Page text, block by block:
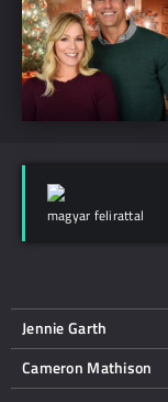
magyar felirattal
Jennie Garth
Cameron Mathison